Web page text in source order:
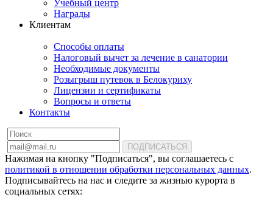
Учебный центр
Награды
Клиентам
Способы оплаты
Налоговый вычет за лечение в санатории
Необходимые документы
Розыгрыш путевок в Белокуриху
Лицензии и сертификаты
Вопросы и ответы
Контакты
ПОДПИСАТЬСЯ
Нажимая на кнопку "Подписаться", вы соглашаетесь с
политикой в отношении обработки персональных данных.
Подписывайтесь на нас и следите за жизнью курорта в
социальных сетях: